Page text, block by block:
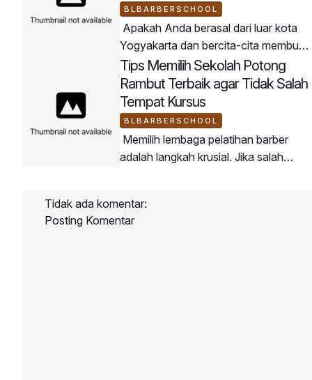
BLBARBERSCHOOL
Apakah Anda berasal dari luar kota
Yogyakarta dan bercita-cita membuka
usaha barbershop di daerah asal
Anda? BLBarberSchool menjadi
jembatan terbaik untuk mewujudkan
rencana tersebut.Peserta
BLBarberSchool datang dari berbagai
penjuru wilayah di Indonesia dengan
tujuan membawa keahlian barbering
masing.Mengapa Buka Barbershop di
Daerah Sangat Potensial?Persaingan
Tips Memilih Sekolah Potong
Rambut Terbaik agar Tidak Salah
Tempat Kursus
BLBARBERSCHOOL
Memilih lembaga pelatihan barber
adalah langkah krusial. Jika salah
mendapatkan ilmu yang
maksimal.Berikut adalah panduan
Tidak ada komentar:
Posting Komentar